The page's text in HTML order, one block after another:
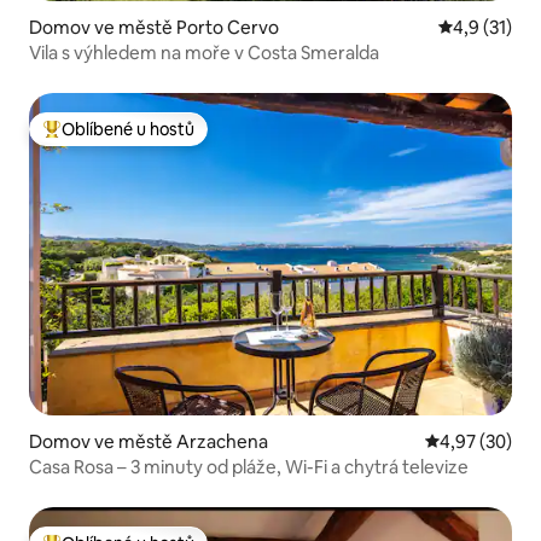
Domov ve městě Porto Cervo Průměrné
4,9 (31)
Vila s výhledem na moře v Costa Smeralda
Nejlepší v kategorii Oblíbené u hostů
Oblíbené u hostů
Domov ve městě Arzachena Průměrné
4,97 (30)
Casa Rosa – 3 minuty od pláže, Wi-Fi a chytrá televize